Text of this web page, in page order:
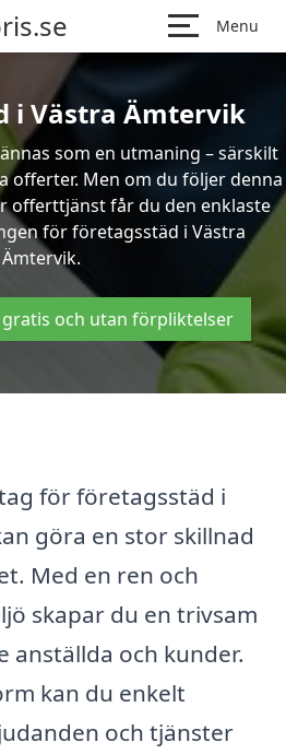
Menu
i Västra Ämtervik
som en utmaning – särskilt
offerter. Men om du följer denna
offerttjänst får du den enklaste
för företagsstäd i Västra
Ämtervik.
gratis och utan förpliktelser
för företagsstäd i
göra en stor skillnad
Med en ren och
skapar du en trivsam
anställda och kunder.
kan du enkelt
och tjänster